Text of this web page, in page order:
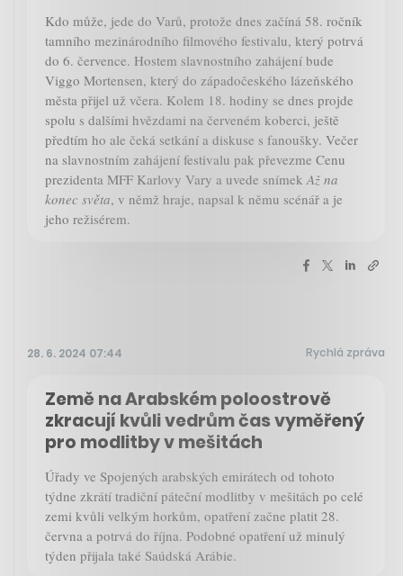
Kdo může, jede do Varů, protože dnes začíná 58. ročník
tamního mezinárodního filmového festivalu, který potrvá
do 6. července. Hostem slavnostního zahájení bude
Viggo Mortensen, který do západočeského lázeňského
města přijel už včera. Kolem 18. hodiny se dnes projde
spolu s dalšími hvězdami na červeném koberci, ještě
předtím ho ale čeká setkání a diskuse s fanoušky. Večer
na slavnostním zahájení festivalu pak převezme Cenu
prezidenta MFF Karlovy Vary a uvede snímek Až na
konec světa, v němž hraje, napsal k němu scénář a je
jeho režisérem.
28. 6. 2024 07:44 Rychlá zpráva
Země na Arabském poloostrově
zkracují kvůli vedrům čas vyměřený
pro modlitby v mešitách
Úřady ve Spojených arabských emirátech od tohoto
týdne zkrátí tradiční páteční modlitby v mešitách po celé
zemi kvůli velkým horkům, opatření začne platit 28.
června a potrvá do října. Podobné opatření už minulý
týden přijala také Saúdská Arábie.